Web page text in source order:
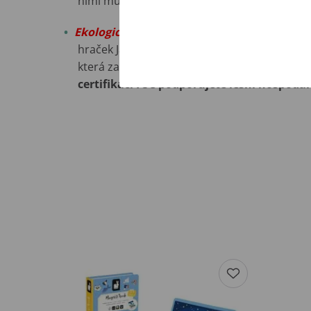
Ekologický přístup k výrobě...aneb naše
hraček Janod je
používáno výhradně
která zaručuje, že pochází z lesů s šetrným
certifikací FSC podporujete lesní